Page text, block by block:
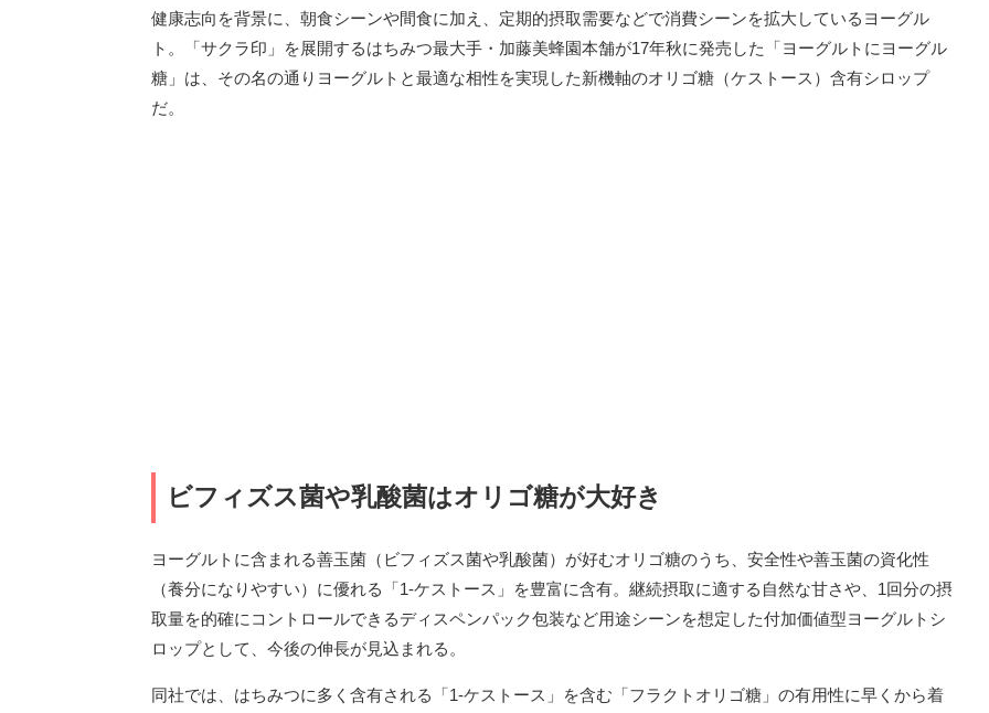
健康志向を背景に、朝食シーンや間食に加え、定期的摂取需要などで消費シーンを拡大しているヨーグル
ト。「サクラ印」を展開するはちみつ最大手・加藤美蜂園本舗が17年秋に発売した「ヨーグルトにヨーグル
糖」は、その名の通りヨーグルトと最適な相性を実現した新機軸のオリゴ糖（ケストース）含有シロップ
だ。
ビフィズス菌や乳酸菌はオリゴ糖が大好き
ヨーグルトに含まれる善玉菌（ビフィズス菌や乳酸菌）が好むオリゴ糖のうち、安全性や善玉菌の資化性
（養分になりやすい）に優れる「1-ケストース」を豊富に含有。継続摂取に適する自然な甘さや、1回分の摂
取量を的確にコントロールできるディスペンパック包装など用途シーンを想定した付加価値型ヨーグルトシ
ロップとして、今後の伸長が見込まれる。
同社では、はちみつに多く含有される「1-ケストース」を含む「フラクトオリゴ糖」の有用性に早くから着